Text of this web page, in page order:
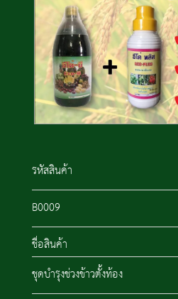
รหัสสินค้า
B0009
ชื่อสินค้า
ชุดบำรุงช่วงข้าวตั้งท้อง